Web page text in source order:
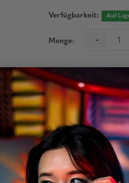
Verfügbarkeit: Auf
Menge: -
Sockets, ideal für die
Silikon-Nasenpads
injizierte Komponenten